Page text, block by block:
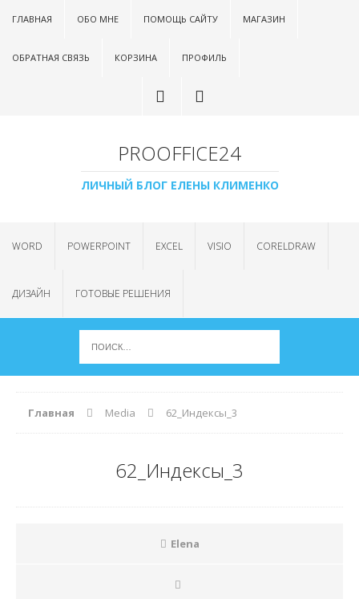
ГЛАВНАЯ ОБО МНЕ ПОМОЩЬ САЙТУ МАГАЗИН
ОБРАТНАЯ СВЯЗЬ КОРЗИНА ПРОФИЛЬ
PROOFFICE24
ЛИЧНЫЙ БЛОГ ЕЛЕНЫ КЛИМЕНКО
WORD POWERPOINT EXCEL VISIO CORELDRAW
ДИЗАЙН ГОТОВЫЕ РЕШЕНИЯ
Главная Media 62_Индексы_3
62_Индексы_3
Elena